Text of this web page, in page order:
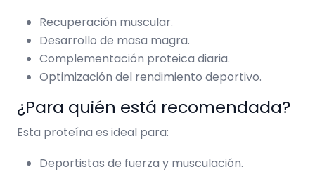
Recuperación muscular.
Desarrollo de masa magra.
Complementación proteica diaria.
Optimización del rendimiento deportivo.
¿Para quién está recomendada?
Esta proteína es ideal para:
Deportistas de fuerza y musculación.